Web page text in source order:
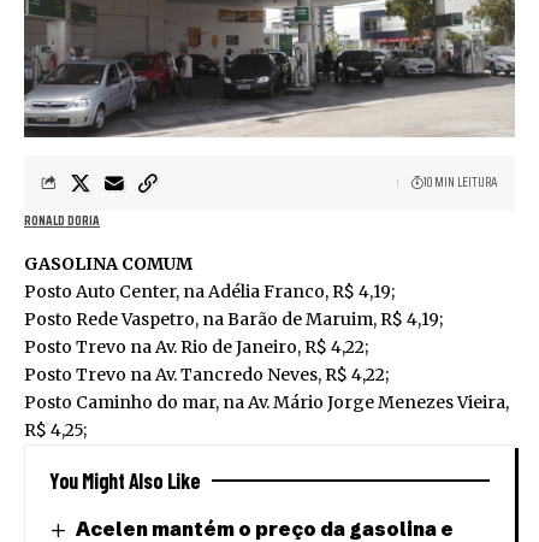
RONALD DORIA
10 MIN LEITURA
GASOLINA COMUM
Posto Auto Center, na Adélia Franco, R$ 4,19;
Posto Rede Vaspetro, na Barão de Maruim, R$ 4,19;
Posto Trevo na Av. Rio de Janeiro, R$ 4,22;
Posto Trevo na Av. Tancredo Neves, R$ 4,22;
Posto Caminho do mar, na Av. Mário Jorge Menezes Vieira,
R$ 4,25;
You Might Also Like
Acelen mantém o preço da gasolina e